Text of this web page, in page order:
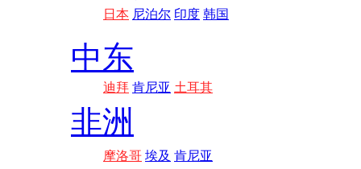
日本 尼泊尔 印度 韩国
中东
迪拜 肯尼亚 土耳其
非洲
摩洛哥 埃及 肯尼亚